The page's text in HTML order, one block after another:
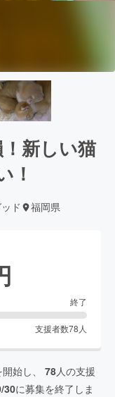
新しい猫
！
ド 福岡県
終了
支援者数78 人
始し、 78人の支援
30に募集を終了しま